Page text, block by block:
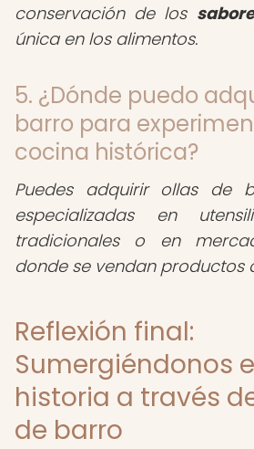
conservación de los
única en los alimentos.
5. ¿Dónde puedo
barro para
cocina histórica?
Puedes adquirir ollas de
especializadas en
tradicionales o en
donde se vendan productos
Reflexión final:
Sumergiéndonos
historia a través
de barro